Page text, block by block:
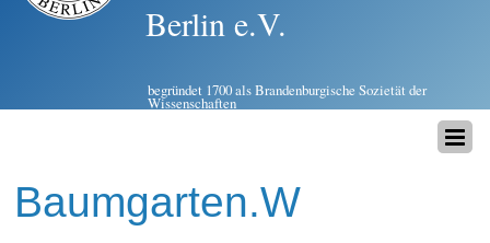
Berlin e.V.
begründet 1700 als Brandenburgische Sozietät der
Wissenschaften
Baumgarten.W